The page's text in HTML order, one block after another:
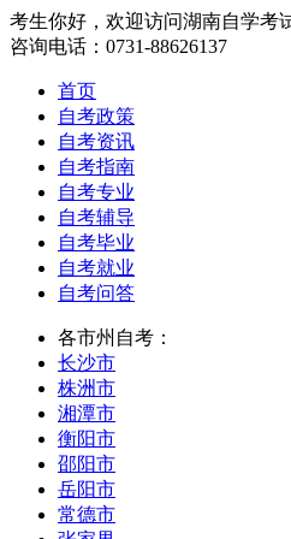
考生你好，欢迎访问湖南自学考
咨询电话：0731-88626137
首页
自考政策
自考资讯
自考指南
自考专业
自考辅导
自考毕业
自考就业
自考问答
各市州自考：
长沙市
株洲市
湘潭市
衡阳市
邵阳市
岳阳市
常德市